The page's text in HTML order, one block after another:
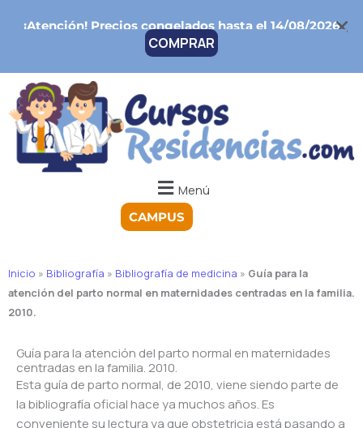
¡Atención!Precios congelados hasta el 14/08/2026
COMPRAR
Menú
CAMPUS
Inicio » Bibliografía » Bibliografía de medicina » Guía para la
atención del parto normal en maternidades centradas en la familia.
2010.
Guía para la atención del parto normal en maternidades
centradas en la familia. 2010.
Esta guía de parto normal, de 2010, viene siendo parte de
la bibliografía oficial hace ya muchos años. Es
conveniente su lectura ya que obstetricia está pasando a